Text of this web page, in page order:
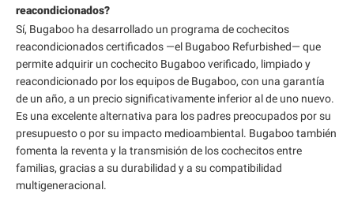
reacondicionados?
Sí, Bugaboo ha desarrollado un programa de cochecitos
reacondicionados certificados —el Bugaboo Refurbished— que
permite adquirir un cochecito Bugaboo verificado, limpiado y
reacondicionado por los equipos de Bugaboo, con una garantía
de un año, a un precio significativamente inferior al de uno nuevo.
Es una excelente alternativa para los padres preocupados por su
presupuesto o por su impacto medioambiental. Bugaboo también
fomenta la reventa y la transmisión de los cochecitos entre
familias, gracias a su durabilidad y a su compatibilidad
multigeneracional.